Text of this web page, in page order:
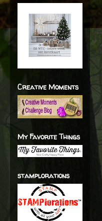
Creative Moments
My Favorite Things
stamplorations